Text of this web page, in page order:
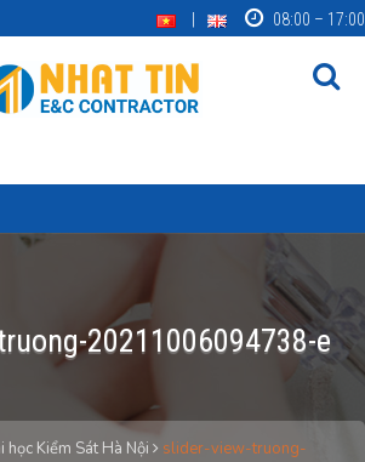
08:00 – 17:00
20211006094738-e
học Kiểm Sát Hà Nội
slider-view-truong-